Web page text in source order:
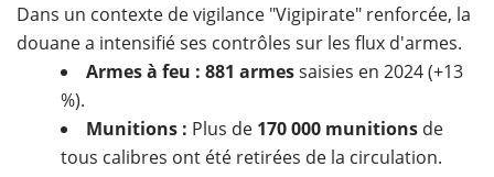
Dans un contexte de vigilance "Vigipirate" renforcée, la
douane a intensifié ses contrôles sur les flux d'armes.
Armes à feu : 881 armessaisies en 2024 (+13
%).
Munitions : Plus de 170 000 munitions de
tous calibres ont été retirées de la circulation.